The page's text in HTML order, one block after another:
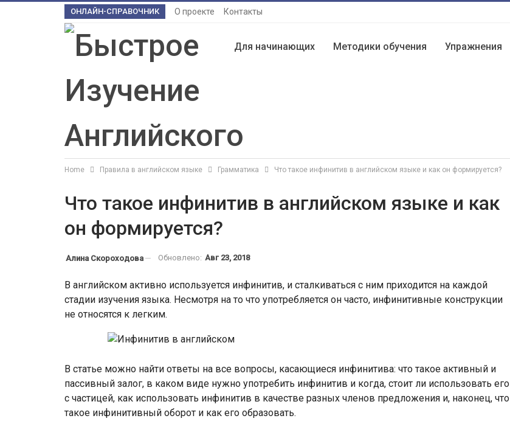
ОНЛАЙН-СПРАВОЧНИК О проекте Контакты
Для начинающих Методики обучения Упражнения
Home Правила в английском языке Грамматика Что такое инфинитив в английском языке и как он формируется?
Что такое инфинитив в английском языке и как
он формируется?
Алина Скороходова Обновлено: Авг 23, 2018
В английском активно используется инфинитив, и сталкиваться с ним приходится на каждой
стадии изучения языка. Несмотря на то что употребляется он часто, инфинитивные конструкции
не относятся к легким.
В статье можно найти ответы на все вопросы, касающиеся инфинитива: что такое активный и
пассивный залог, в каком виде нужно употребить инфинитив и когда, стоит ли использовать его
с частицей, как использовать инфинитив в качестве разных членов предложения и, наконец, что
такое инфинитивный оборот и как его образовать.